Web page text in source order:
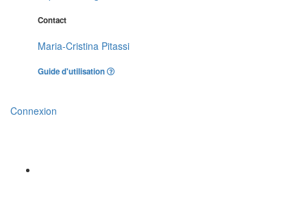
Contact
Maria-Cristina Pitassi
Guide d'utilisation
Connexion